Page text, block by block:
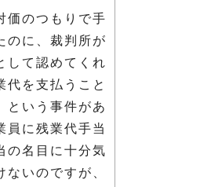
価のつもりで手
のに、裁判所が
して認めてくれ
代を支払うこと
という事件があ
員に残業代手当
の名目に十分気
いのですが、